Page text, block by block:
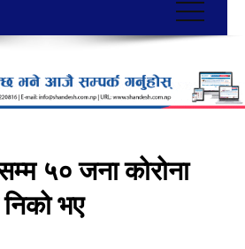
५० जना कोरोना
भए